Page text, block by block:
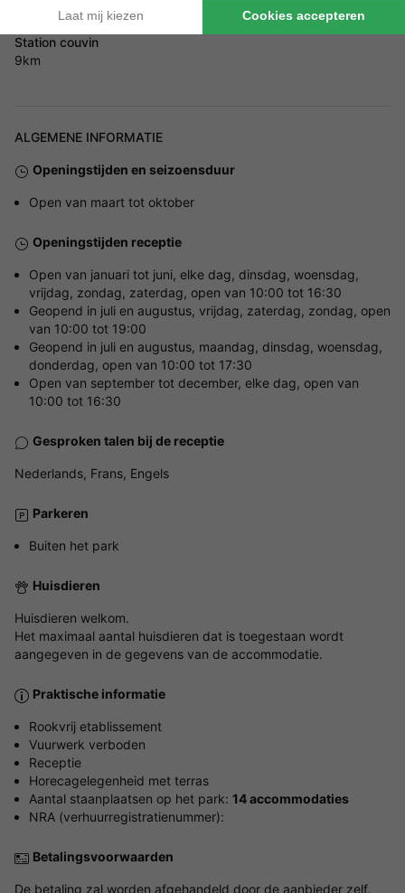
Hoe kom je er?
Station couvin
9km
ALGEMENE INFORMATIE
Openingstijden en seizoensduur
Open van maart tot oktober
Openingstijden receptie
Open van januari tot juni, elke dag, dinsdag, woensdag,
vrijdag, zondag, zaterdag, open van 10:00 tot 16:30
Geopend in juli en augustus, vrijdag, zaterdag, zondag, open
van 10:00 tot 19:00
Geopend in juli en augustus, maandag, dinsdag, woensdag,
donderdag, open van 10:00 tot 17:30
Open van september tot december, elke dag, open van
10:00 tot 16:30
Gesproken talen bij de receptie
Nederlands, Frans, Engels
Parkeren
Buiten het park
Huisdieren
Huisdieren welkom.
Het maximaal aantal huisdieren dat is toegestaan wordt
aangegeven in de gegevens van de accommodatie.
Praktische informatie
Rookvrij etablissement
Vuurwerk verboden
Receptie
Horecagelegenheid met terras
Aantal staanplaatsen op het park: 14 accommodaties
NRA (verhuurregistratienummer):
Betalingsvoorwaarden
De betaling zal worden afgehandeld door de aanbieder zelf.